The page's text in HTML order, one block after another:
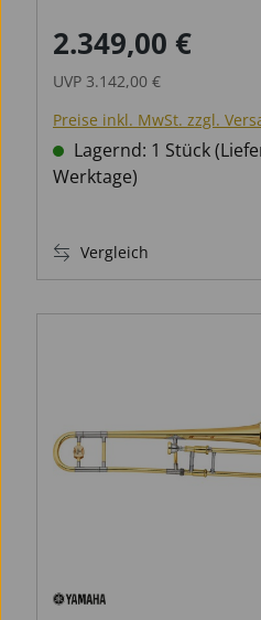
Verkaufspreis:
2.349,00 €
UVP 3.142,00 €
Preise inkl. MwSt. zzgl.
Lagernd: 1 Stück
Werktage)
Vergleich